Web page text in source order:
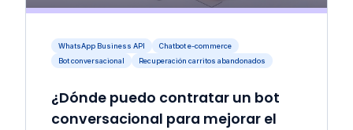
WhatsApp Business API
Chatbot e-commerce
Bot conversacional
Recuperación carritos abandonados
¿Dónde puedo contratar un bot
conversacional para mejorar el